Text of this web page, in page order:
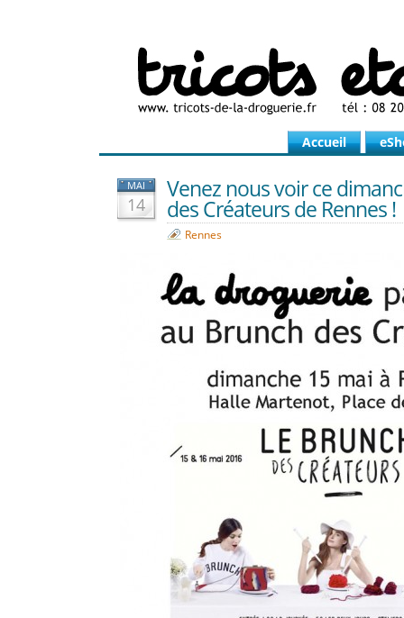
Accueil
MAI
14
Venez nous voir ce
des Créateurs de Rennes !
Rennes